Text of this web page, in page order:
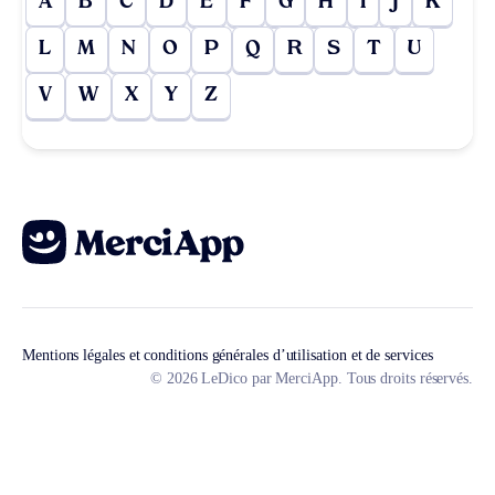
L M N O P Q R S T U
V W X Y Z
Mentions légales et conditions générales d’utilisation et de services
© 2026 LeDico par MerciApp. Tous droits réservés.